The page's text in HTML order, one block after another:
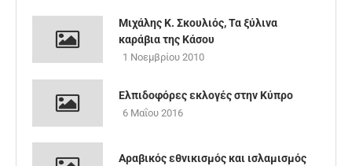
Μιχάλης Κ. Σκουλιός, Τα ξύλινα
καράβια της Κάσου
1 Νοεμβρίου 2010
Ελπιδοφόρες εκλογές στην Κύπρο
6 Μαΐου 2016
Αραβικός εθνικισμός και ισλαμισμός